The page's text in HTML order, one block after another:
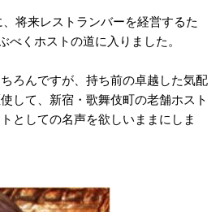
将来レストランバーを経営するた
べくホストの道に入りました。
ろんですが、持ち前の卓越した気配
して、新宿・歌舞伎町の老舗ホスト
としての名声を欲しいままにしま